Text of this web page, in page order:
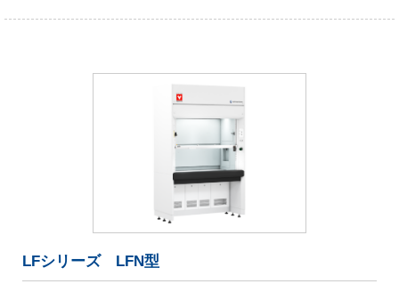
LFシリーズ LFN型